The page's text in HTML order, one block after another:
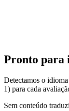
Pronto para
Detectamos o
1) para cada
Sem conteúdo